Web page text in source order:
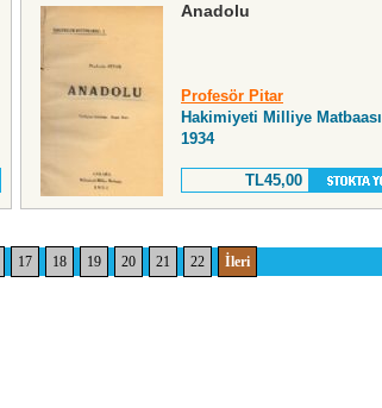
Anadolu
Profesör Pitar
Hakimiyeti Milliye Matbaası
1934
TL45,00
17 18 19 20 21 22 İleri